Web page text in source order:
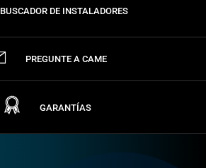
BUSCADOR DE INSTALADORES
PREGUNTE A CAME
GARANTÍAS